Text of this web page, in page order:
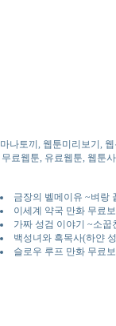
마나토끼, 웹툰미리보기,
무료웹툰, 유료웹툰, 웹툰
금장의 벨메이유 ~벼랑
이세계 약국 만화 무료
가짜 성검 이야기 ~소
백성녀와 흑목사(하얀
슬로우 루프 만화 무료